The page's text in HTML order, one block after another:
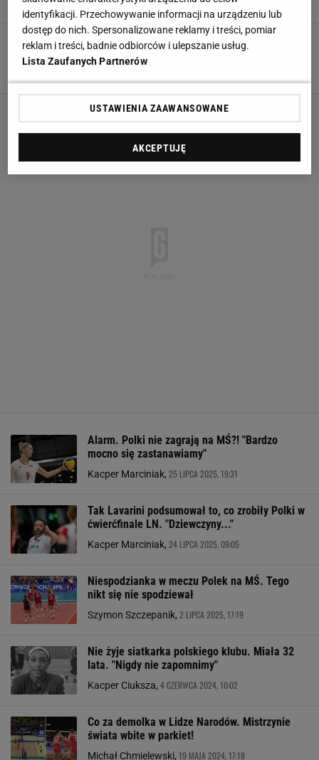
Bartosz Królikowski,26 WRZEŚNIA 2025, 11:39
Pięciosetowy thriller! Oto brązowe medalistki
mistrzostw świata siatkarek
Alarm. Polki nie zagrają na MŚ?! "Bardzo
mocno się zastanawiamy"
Kacper Marciniak, 25 LIPCA 2025, 19:31
Tak Lavarini podsumował to, co zrobiły Polki w
ćwierćfinale LN. "Dziewczyny..."
Kacper Marciniak, 24 LIPCA 2025, 09:05
Niespodzianka w meczu Polek na MŚ. Tego
nikt się nie spodziewał
Szymon Szczepanik, 2 LIPCA 2025, 17:19
Nie żyje siatkarka polskiego klubu. Miała 32
lata. "Nigdy nie zapomnimy"
Kacper Ciuksza, 4 CZERWCA 2024, 10:02
Co za demolka w Lidze Narodów. Mistrzynie
świata wbite w parkiet!
Michał Chmielewski, 19 MAJA 2024, 17:18
identyfikacji. Przechowywanie informacji na urządzeniu lub
dostęp do nich. Spersonalizowane reklamy i treści, pomiar
reklam i treści, badnie odbiorców i ulepszanie usług.
Lista Zaufanych Partnerów
USTAWIENIA ZAAWANSOWANE
AKCEPTUJĘ